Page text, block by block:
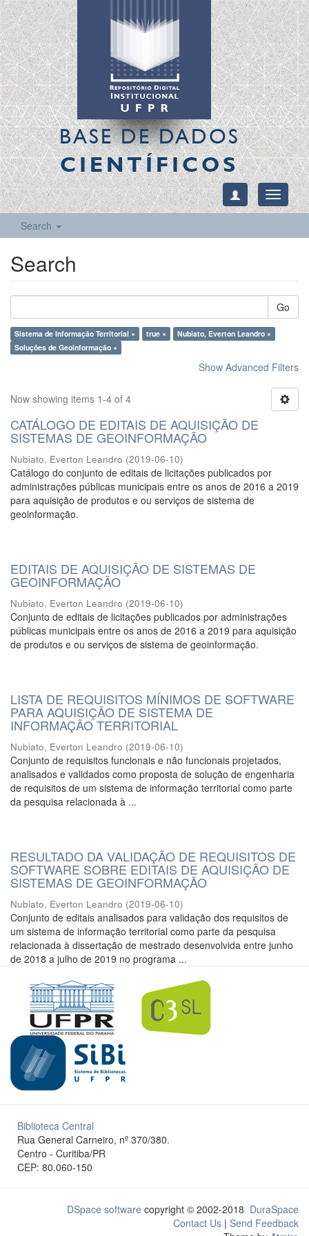
BASE DE DADOS
CIENTÍFICOS
Toggle
Search
Search
Go
Sistema de Informação Territorial × true ×
Nubiato, Everton Leandro ×
Soluções de Geoinformação ×
Show Advanced Filters
Now showing items 1-4 of 4
CATÁLOGO DE EDITAIS DE AQUISIÇÃO DE
SISTEMAS DE GEOINFORMAÇÃO
Nubiato, Everton Leandro (2019-06-10)
Catálogo do conjunto de editais de licitações publicados por
administrações públicas municipais entre os anos de 2016 a 2019
para aquisição de produtos e ou serviços de sistema de
geoinformação.
EDITAIS DE AQUISIÇÃO DE SISTEMAS DE
GEOINFORMAÇÃO
Nubiato, Everton Leandro (2019-06-10)
Conjunto de editais de licitações publicados por administrações
públicas municipais entre os anos de 2016 a 2019 para aquisição
de produtos e ou serviços de sistema de geoinformação.
LISTA DE REQUISITOS MÍNIMOS DE SOFTWARE
PARA AQUISIÇÃO DE SISTEMA DE
INFORMAÇÃO TERRITORIAL
Nubiato, Everton Leandro (2019-06-10)
Conjunto de requisitos funcionais e não funcionais projetados,
analisados e validados como proposta de solução de engenharia
de requisitos de um sistema de informação territorial como parte
da pesquisa relacionada à ...
RESULTADO DA VALIDAÇÃO DE REQUISITOS DE
SOFTWARE SOBRE EDITAIS DE AQUISIÇÃO DE
SISTEMAS DE GEOINFORMAÇÃO
Nubiato, Everton Leandro (2019-06-10)
Conjunto de editais analisados para validação dos requisitos de
um sistema de informação territorial como parte da pesquisa
relacionada à dissertação de mestrado desenvolvida entre junho
de 2018 a julho de 2019 no programa ...
Biblioteca Central
Rua General Carneiro, nº 370/380.
Centro - Curitiba/PR
CEP: 80.060-150
DSpace software copyright © 2002-2018 DuraSpace
Contact Us | Send Feedback